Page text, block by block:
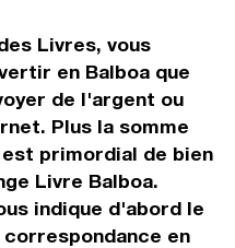
Livres, vous
en Balboa que
de l'argent ou
Plus la somme
primordial de bien
Livre Balboa.
indique d'abord le
en